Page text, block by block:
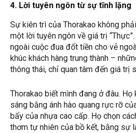
4. Lời tuyên ngôn từ sự tĩnh lặng
Sự kiên trì của Thorakao không
một lời tuyên ngôn về giá trị
ngoài cuộc đua đốt tiền cho vẻ
khúc khách hàng trung thành –
thông thái, chỉ quan tâm đến giá trị
Thorakao biết mình đang ở đâu. Họ
sáng bằng ánh hào quang rực rỡ
bẩy của nhựa cao cấp. Họ chọn
thơm tự nhiên của bồ kết, bằng sự